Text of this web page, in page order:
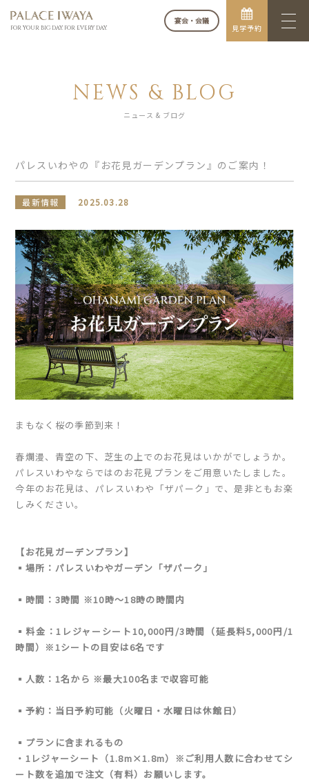
FOR YOUR BIG DAY. FOR EVERY DAY.
宴会・会議
見学予約
NEWS & BLOG
ニュース & ブログ
パレスいわやの『お花見ガーデンプラン』のご案内！
最新情報 2025.03.28
まもなく桜の季節到来！
春爛漫、青空の下、芝生の上でのお花見はいかがでしょうか。
パレスいわやならではのお花見プランをご用意いたしました。
今年のお花見は、パレスいわや「ザパーク」で、是非ともお楽
しみください。
【お花見ガーデンプラン】
▪️場所：パレスいわやガーデン「ザパーク」
▪️時間：3時間 ※10時〜18時の時間内
▪️料金：1レジャーシート10,000円/3時間（延長料5,000円/1
時間）※1シートの目安は6名です
▪️人数：1名から ※最大100名まで収容可能
▪️予約：当日予約可能（火曜日・水曜日は休館日）
▪️プランに含まれるもの
・1レジャーシート（1.8m×1.8m）※ご利用人数に合わせてシ
ート数を追加で注文（有料）お願いします。